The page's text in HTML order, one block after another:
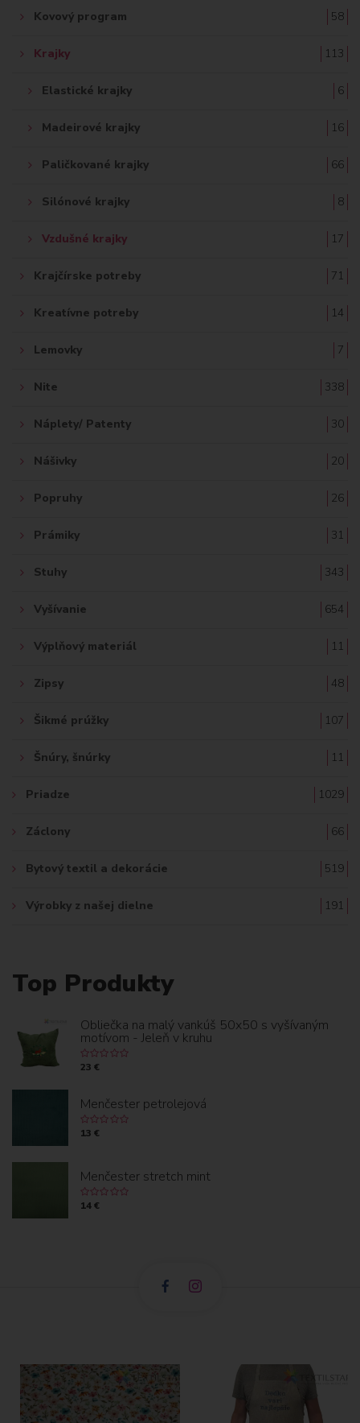
Kovový program 58
Krajky 113
Elastické krajky 6
Madeirové krajky 16
Paličkované krajky 66
Silónové krajky 8
Vzdušné krajky 17
Krajčírske potreby 71
Kreatívne potreby 14
Lemovky 7
Nite 338
Náplety/ Patenty 30
Nášivky 20
Popruhy 26
Prámiky 31
Stuhy 343
Vyšívanie 654
Výplňový materiál 11
Zipsy 48
Šikmé prúžky 107
Šnúry, šnúrky 11
Priadze 1029
Záclony 66
Bytový textil a dekorácie 519
Výrobky z našej dielne 191
Top Produkty
Obliečka na malý vankúš 50x50 s vyšívaným
motívom - Jeleň v kruhu
23 €
Menčester petrolejová
13 €
Menčester stretch mint
14 €